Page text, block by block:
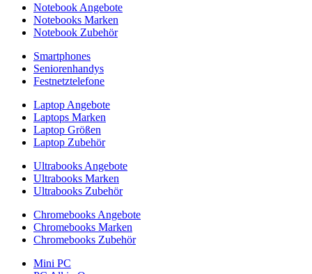
Notebook Angebote
Notebooks Marken
Notebook Zubehör
Smartphones
Seniorenhandys
Festnetztelefone
Laptop Angebote
Laptops Marken
Laptop Größen
Laptop Zubehör
Ultrabooks Angebote
Ultrabooks Marken
Ultrabooks Zubehör
Chromebooks Angebote
Chromebooks Marken
Chromebooks Zubehör
Mini PC